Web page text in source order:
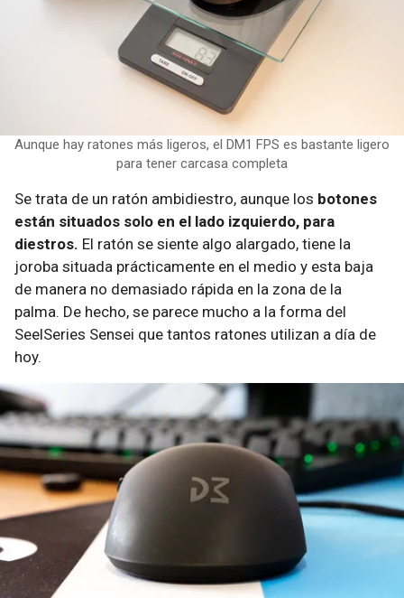
Aunque hay ratones más ligeros, el DM1 FPS es bastante ligero
para tener carcasa completa
Se trata de un ratón ambidiestro, aunque los botones
están situados solo en el lado izquierdo, para
diestros. El ratón se siente algo alargado, tiene la
joroba situada prácticamente en el medio y esta baja
de manera no demasiado rápida en la zona de la
palma. De hecho, se parece mucho a la forma del
SeelSeries Sensei que tantos ratones utilizan a día de
hoy.